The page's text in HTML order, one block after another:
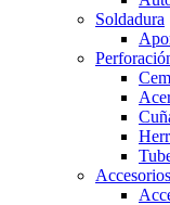
Soldadura